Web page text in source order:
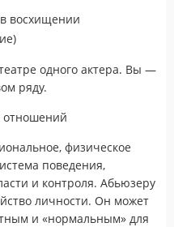
восхищении
одного актера. Вы —
ряду.
отношений
физическое
поведения,
и контроля. Абьюзеру
личности. Он может
и «нормальным» для